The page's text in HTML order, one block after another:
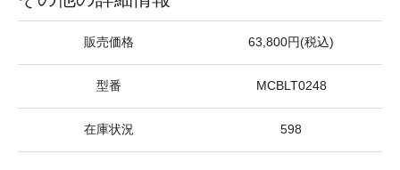
販売価格 63,800円(税込)
型番 MCBLT0248
在庫状況 598